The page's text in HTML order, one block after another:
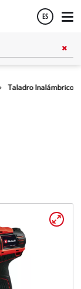
ES
Taladro Inalámbrico